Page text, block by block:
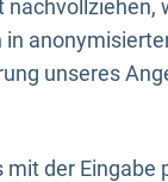
unseres
der Eingabe